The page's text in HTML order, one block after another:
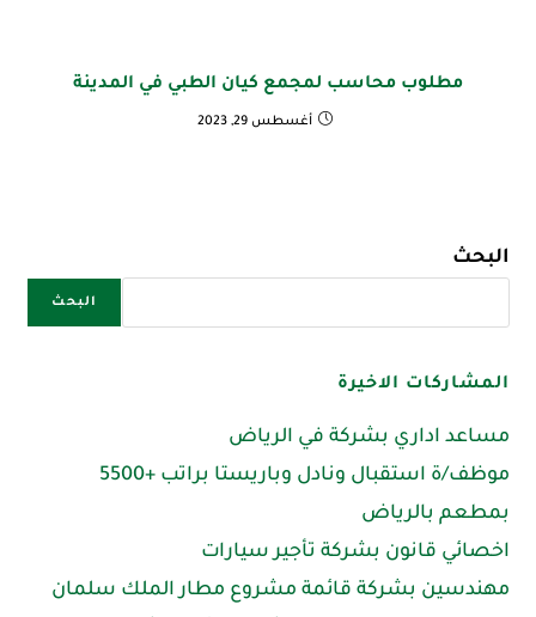
مطلوب محاسب لمجمع كيان الطبي في المدينة
أغسطس 29, 2023
البحث
البحث
المشاركات الاخيرة
مساعد اداري بشركة في الرياض
موظف/ة استقبال ونادل وباريستا براتب +5500
بمطعم بالرياض
اخصائي قانون بشركة تأجير سيارات
مهندسين بشركة قائمة مشروع مطار الملك سلمان